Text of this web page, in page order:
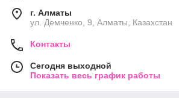
г. Алматы
ул. Демченко, 9, Алматы, Казахстан
Контакты
Сегодня выходной
Показать весь график работы